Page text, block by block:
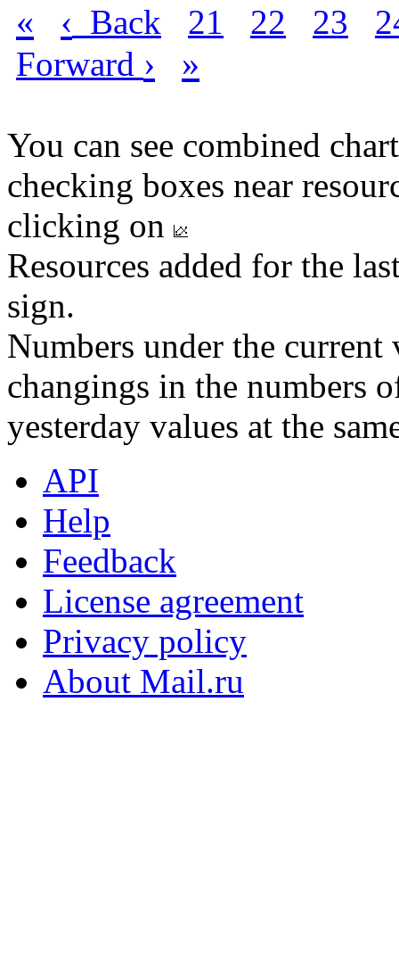
« ‹ Back 21 22 23
Forward › »
You can see combined
checking boxes near
clicking on
Resources added for the
sign.
Numbers under the
changings in the numbers
yesterday values at the
API
Help
Feedback
License agreement
Privacy policy
About Mail.ru